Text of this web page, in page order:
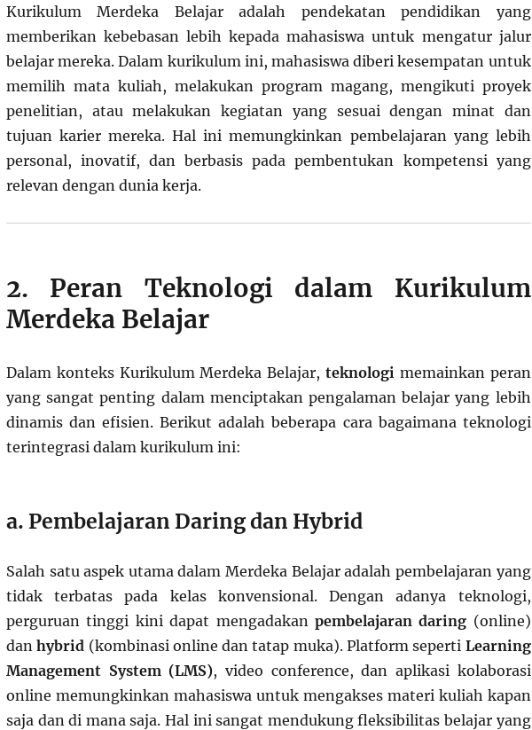
Kurikulum Merdeka Belajar adalah pendekatan pendidikan yang
memberikan kebebasan lebih kepada mahasiswa untuk mengatur jalur
belajar mereka. Dalam kurikulum ini, mahasiswa diberi kesempatan untuk
memilih mata kuliah, melakukan program magang, mengikuti proyek
penelitian, atau melakukan kegiatan yang sesuai dengan minat dan
tujuan karier mereka. Hal ini memungkinkan pembelajaran yang lebih
personal, inovatif, dan berbasis pada pembentukan kompetensi yang
relevan dengan dunia kerja.
2. Peran Teknologi dalam Kurikulum
Merdeka Belajar
Dalam konteks Kurikulum Merdeka Belajar,teknologi memainkan peran
yang sangat penting dalam menciptakan pengalaman belajar yang lebih
dinamis dan efisien. Berikut adalah beberapa cara bagaimana teknologi
terintegrasi dalam kurikulum ini:
a. Pembelajaran Daring dan Hybrid
Salah satu aspek utama dalam Merdeka Belajar adalah pembelajaran yang
tidak terbatas pada kelas konvensional. Dengan adanya teknologi,
perguruan tinggi kini dapat mengadakan pembelajaran daring (online)
danhybrid (kombinasi online dan tatap muka). Platform seperti Learning
Management System (LMS), video conference, dan aplikasi kolaborasi
online memungkinkan mahasiswa untuk mengakses materi kuliah kapan
saja dan di mana saja. Hal ini sangat mendukung fleksibilitas belajar yang